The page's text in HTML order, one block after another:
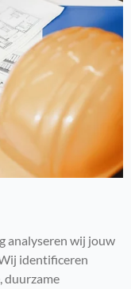
analyseren wij jouw
identificeren
duurzame